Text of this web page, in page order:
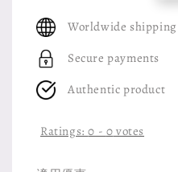
Worldwide shipping
Secure payments
Authentic product
Ratings:0 - 0 votes